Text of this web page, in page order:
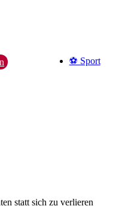
⚽️ Sport
statt sich zu verlieren